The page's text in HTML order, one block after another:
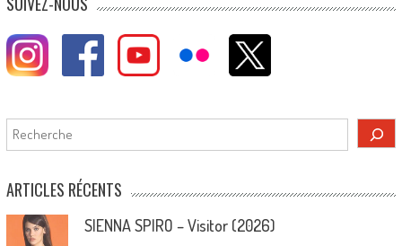
Rechercher
ARTICLES RÉCENTS
SIENNA SPIRO – Visitor (2026)